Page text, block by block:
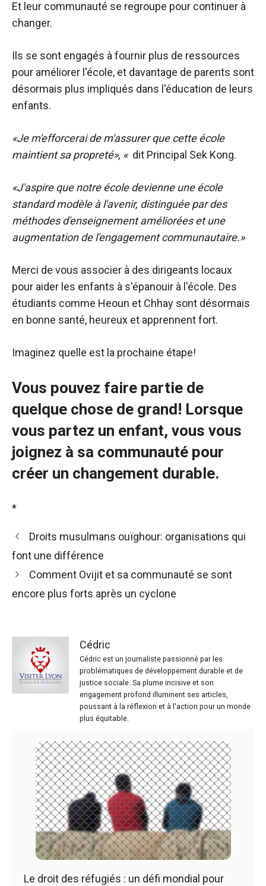
Et leur communauté se regroupe pour continuer à
changer.
Ils se sont engagés à fournir plus de ressources
pour améliorer l'école, et davantage de parents sont
désormais plus impliqués dans l'éducation de leurs
enfants.
«Je m'efforcerai de m'assurer que cette école
maintient sa propreté», « dit Principal Sek Kong.
«J'aspire que notre école devienne une école
standard modèle à l'avenir, distinguée par des
méthodes d'enseignement améliorées et une
augmentation de l'engagement communautaire.»
Merci de vous associer à des dirigeants locaux
pour aider les enfants à s'épanouir à l'école. Des
étudiants comme Heoun et Chhay sont désormais
en bonne santé, heureux et apprennent fort.
Imaginez quelle est la prochaine étape!
Vous pouvez faire partie de
quelque chose de grand! Lorsque
vous partez un enfant, vous vous
joignez à sa communauté pour
créer un changement durable.
*
Droits musulmans ouïghour: organisations qui
font une différence
Comment Ovijit et sa communauté se sont
encore plus forts après un cyclone
Cédric
Cédric est un journaliste passionné par les
problématiques de développement durable et de
justice sociale. Sa plume incisive et son
engagement profond illuminent ses articles,
poussant à la réflexion et à l'action pour un monde
plus équitable.
Le droit des réfugiés : un défi mondial pour